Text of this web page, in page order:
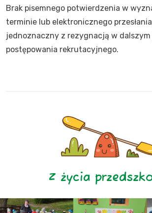
Brak pisemnego potwierdzenia w
terminie lub elektronicznego
jednoznaczny z rezygnacją w dalszym
postępowania rekrutacyjnego.
Z życia